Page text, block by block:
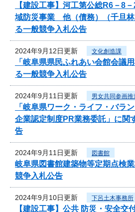
【建設工事】河工第公総R6－8
域防災事業 他（債務）（千旦
る一般競争入札公告
2024年9月12日更新 文化創造課
「岐阜県県民ふれあい会館会議
る一般競争入札公告
2024年9月11日更新 男女共同参画推
「岐阜県ワーク・ライフ・バラ
企業認定制度PR業務委託」に関
告
2024年9月11日更新 図書館
岐阜県図書館建築物等定期点検
競争入札公告
2024年9月10日更新 下呂土木事務所
【建設工事】公共 防災・安全交